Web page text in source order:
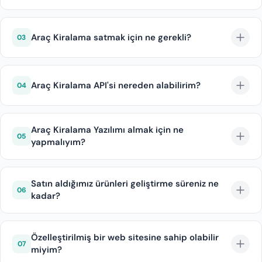
Araç Kiralama yazılımımız sürekli geliştirilen ve
güncellenen bir yapıya sahiptir. Sektörü takip ediyor,
ihtiyaçları belirliyor ve buna göre ürünümüzü
güncelliyoruz.
03 Araç Kiralama satmak için ne gerekli?
Araç Kiralama satmak için TURSAB belgenizin olması
04 Araç Kiralama API'si nereden alabilirim?
Entegre edilmiş tüm araç kiralama firmalarından ve
API sağlayıcılarından API alabilirsiniz.
05
Araç Kiralama Yazılımı almak için ne
yapmalıyım?
Diji.tech satış sorumlusuyla iletişime geçebilir, Demo
Fiyat Teklifi alabilirsiniz.
06
Satın aldığımız ürünleri geliştirme süreniz ne
kadar?
Analiz, Raporlama, Uygulama ve Test Etme
aşamalarından oluşan yazılım geliştirme sürecimiz iki
ay sonunda teslim edilecek şekilde sonuçlanmaktadır.
07
Özelleştirilmiş bir web sitesine sahip olabilir
miyim?